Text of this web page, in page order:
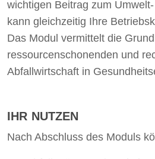
wichtigen Beitrag zum
kann gleichzeitig Ihre
Das Modul vermittelt die
ressourcenschonenden und
Abfallwirtschaft in
IHR NUTZEN
Nach Abschluss des Moduls